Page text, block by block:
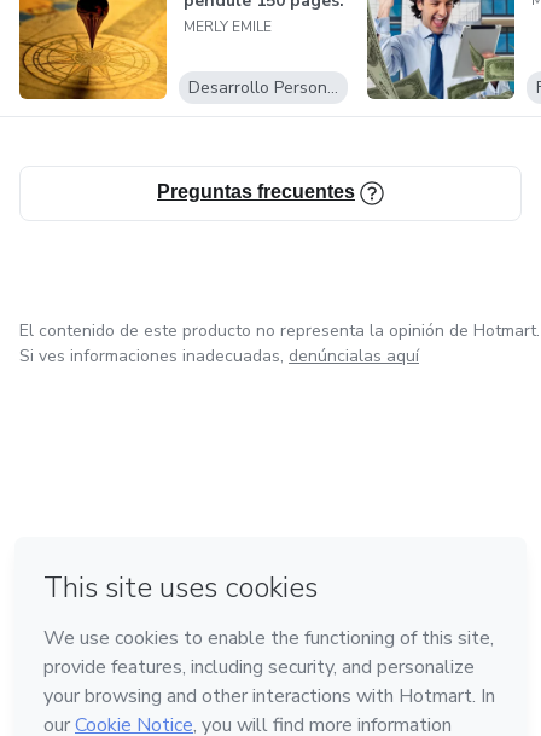
MERLY EMILE
Desarrollo Personal
Preguntas frecuentes
El contenido de este producto no representa la opinión de Hotmart.
Si ves informaciones inadecuadas, denúncialas aquí
Hecho con❤ en Belo Horizonte
Conoce Hotmart